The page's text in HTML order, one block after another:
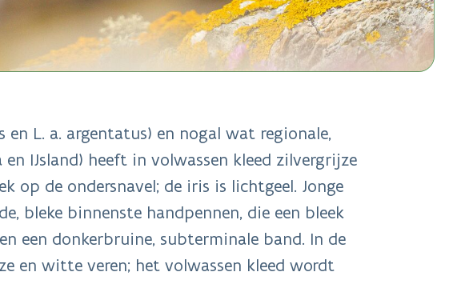
en L. a. argentatus) en nogal wat regionale,
IJsland) heeft in volwassen kleed zilvergrijze
op de ondersnavel; de iris is lichtgeel. Jonge
bleke binnenste handpennen, die een bleek
een donkerbruine, subterminale band. In de
en witte veren; het volwassen kleed wordt